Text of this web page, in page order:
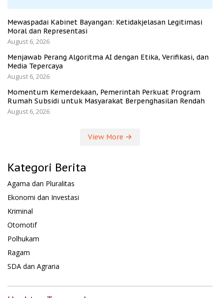
Mewaspadai Kabinet Bayangan: Ketidakjelasan Legitimasi
Moral dan Representasi
August 6, 2026
Menjawab Perang Algoritma AI dengan Etika, Verifikasi, dan
Media Tepercaya
August 6, 2026
Momentum Kemerdekaan, Pemerintah Perkuat Program
Rumah Subsidi untuk Masyarakat Berpenghasilan Rendah
August 6, 2026
View More
Kategori Berita
Agama dan Pluralitas
Ekonomi dan Investasi
Kriminal
Otomotif
Polhukam
Ragam
SDA dan Agraria